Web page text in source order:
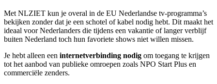
Met NLZIET kun je overal in de EU Nederlandse tv-programma’s
bekijken zonder dat je een schotel of kabel nodig hebt. Dit maakt het
ideaal voor Nederlanders die tijdens een vakantie of langer verblijf
buiten Nederland toch hun favoriete shows niet willen missen.
Je hebt alleen een internetverbinding nodig om toegang te krijgen
tot het aanbod van publieke omroepen zoals NPO Start Plus en
commerciële zenders.